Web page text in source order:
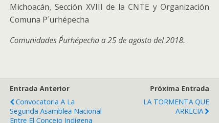
Michoacán, Sección XVIII de la CNTE y Organización
Comuna P´urhépecha
Comunidades P´urhépecha a 25 de agosto del 2018.
Entrada Anterior
Convocatoria A La
Segunda Asamblea Nacional
Entre El Concejo Indígena
Próxima Entrada
LA TORMENTA QUE
ARRECIA